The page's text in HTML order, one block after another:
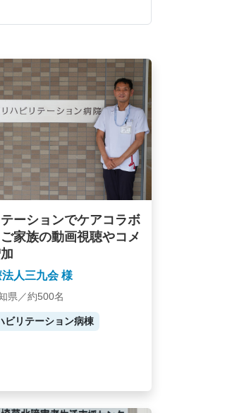
ーションでケアコラボ
家族の動画視聴やコメ
法人三九会 様
県／約500名
ビリテーション病棟